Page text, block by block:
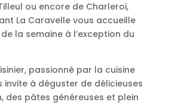
ou encore de Charleroi,
La Caravelle vous accueille
la semaine à l’exception du
passionné par la cuisine
invite à déguster de délicieuses
des pâtes généreuses et plein